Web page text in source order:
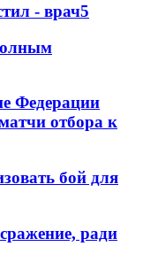
- врач5
Федерации
отбора к
бой для
ради